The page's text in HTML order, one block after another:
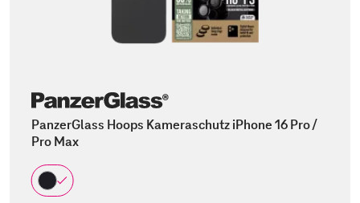
PanzerGlass Hoops Kameraschutz iPhone 16 Pro /
Pro Max